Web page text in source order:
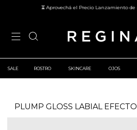
⏳ Aprovechá el Precio Lanzamiento de
SALE ROSTRO SKINCARE OJOS
PLUMP GLOSS LABIAL